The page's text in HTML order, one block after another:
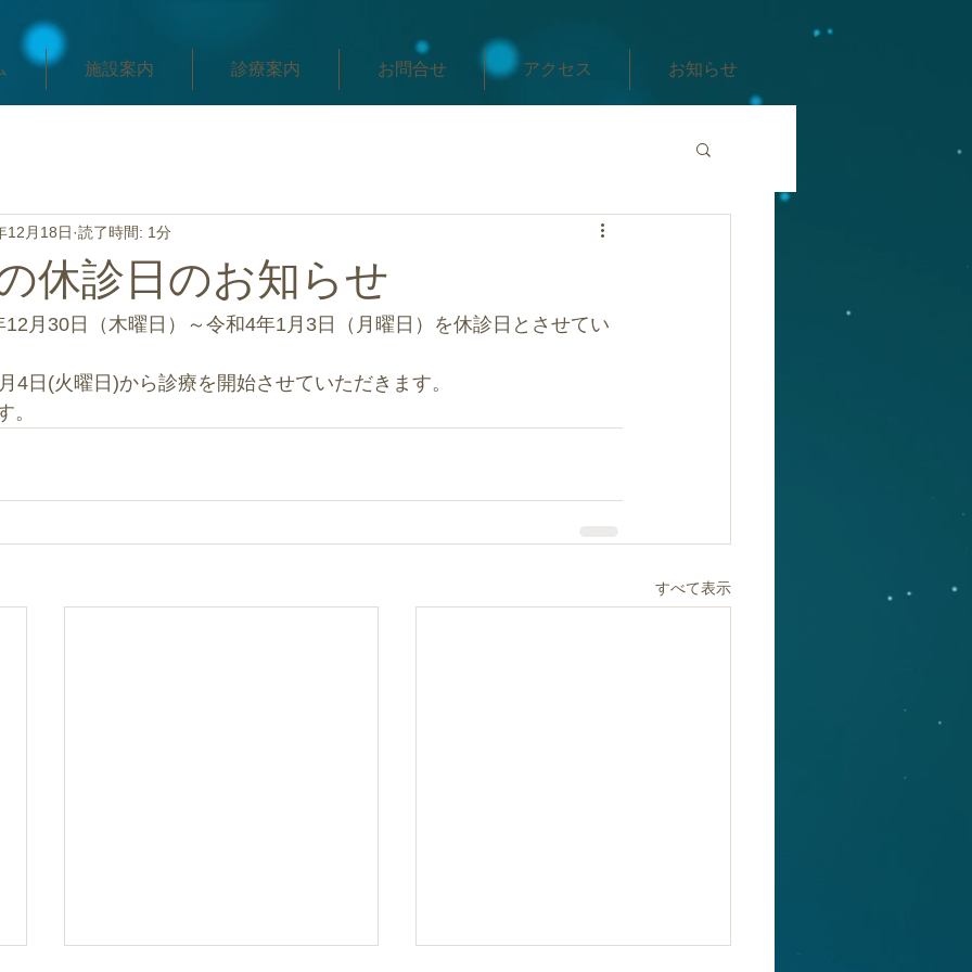
施設案内 診療案内 お問合せ アクセス お知らせ
休診日のお知らせ
12月18日 読了時間: 1分
月30日（木曜日）～令和4年1月3日（月曜日）を休診日とさせてい
4日(火曜日)から診療を開始させていただきます。
。
すべて表示